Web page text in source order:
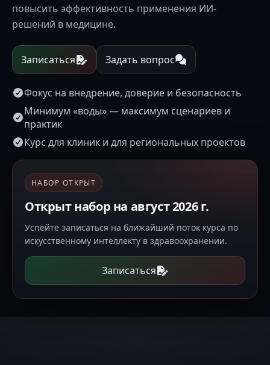
повысить эффективность применения ИИ-
решений в медицине.
Записаться Задать вопрос
Фокус на внедрение, доверие и безопасность
Минимум «воды» — максимум сценариев и
практик
Курс для клиник и для региональных проектов
НАБОР ОТКРЫТ
Открыт набор на август 2026 г.
Успейте записаться на ближайший поток курса по
искусственному интеллекту в здравоохранении.
Записаться